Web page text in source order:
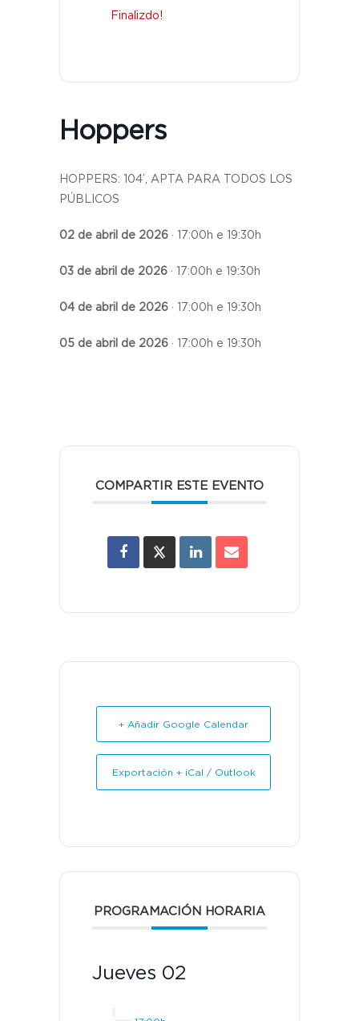
Finalizdo!
Hoppers
HOPPERS: 104’, APTA PARA TODOS LOS
PÚBLICOS
02 de abril de 2026 · 17:00h e 19:30h
03 de abril de 2026 · 17:00h e 19:30h
04 de abril de 2026 · 17:00h e 19:30h
05 de abril de 2026 · 17:00h e 19:30h
COMPARTIR ESTE EVENTO
+ Añadir Google Calendar
Exportación + iCal / Outlook
PROGRAMACIÓN HORARIA
Jueves 02